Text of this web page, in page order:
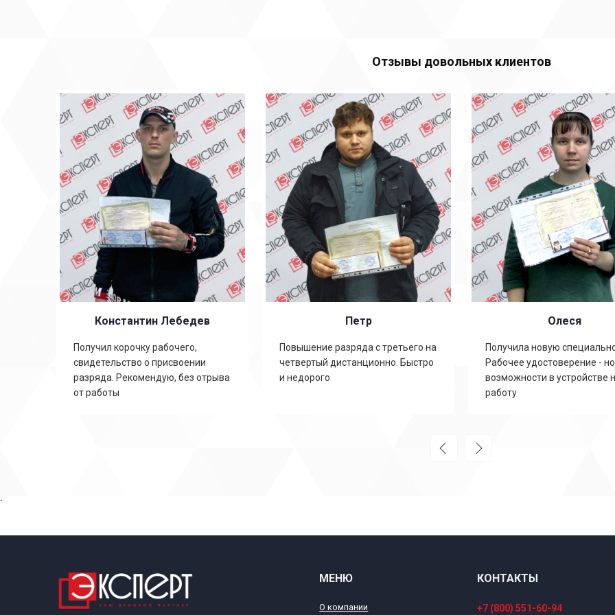
Отзывы довольных клиентов
Константин Лебедев
Получил корочку рабочего,
свидетельство о присвоении
разряда. Рекомендую, без отрыва
от работы
Петр
Повышение разряда с третьего на
четвертый дистанционно. Быстро
и недорого
Олеся
Получила новую
Рабочее удостоверение -
возможности в устройстве
работу
`
МЕНЮ
О компании
КОНТАКТЫ
+7 (800) 551-60-94